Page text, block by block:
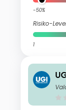
-50%
Risiko-
1